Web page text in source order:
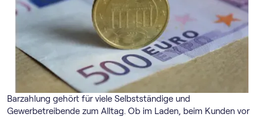
Barzahlung gehört für viele Selbstständige und
Gewerbetreibende zum Alltag. Ob im Laden, beim Kunden vor